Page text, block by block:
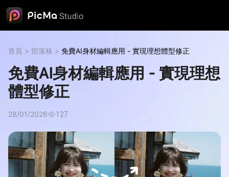
首頁 > 部落格 > 免費AI身材編輯應用 - 實現理想體型修正
免費AI身材編輯應用 - 實現理想
體型修正
28/01/2026 127